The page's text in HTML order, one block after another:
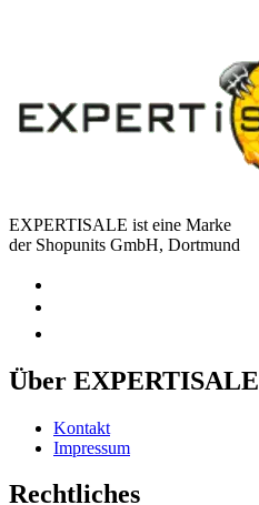
EXPERTISALE ist eine Marke
der Shopunits GmbH, Dortmund
Über EXPERTISALE
Kontakt
Impressum
Rechtliches